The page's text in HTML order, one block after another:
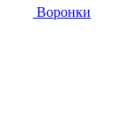
Воронки